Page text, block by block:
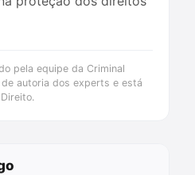
pela equipe da Criminal
autoria dos experts e está